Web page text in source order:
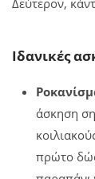
Ιδανικές
άσκηση
πρώτο